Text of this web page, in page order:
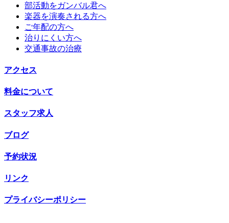
部活動をガンバル君へ
楽器を演奏される方へ
ご年配の方へ
治りにくい方へ
交通事故の治療
アクセス
料金について
スタッフ求人
ブログ
予約状況
リンク
プライバシーポリシー